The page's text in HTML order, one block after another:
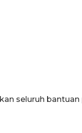
seluruh